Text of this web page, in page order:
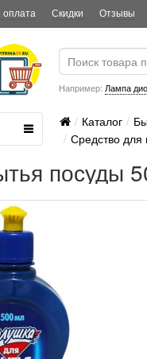
оплата Скидки Отзывы
Например: Лампа
Каталог
Средство
посуды